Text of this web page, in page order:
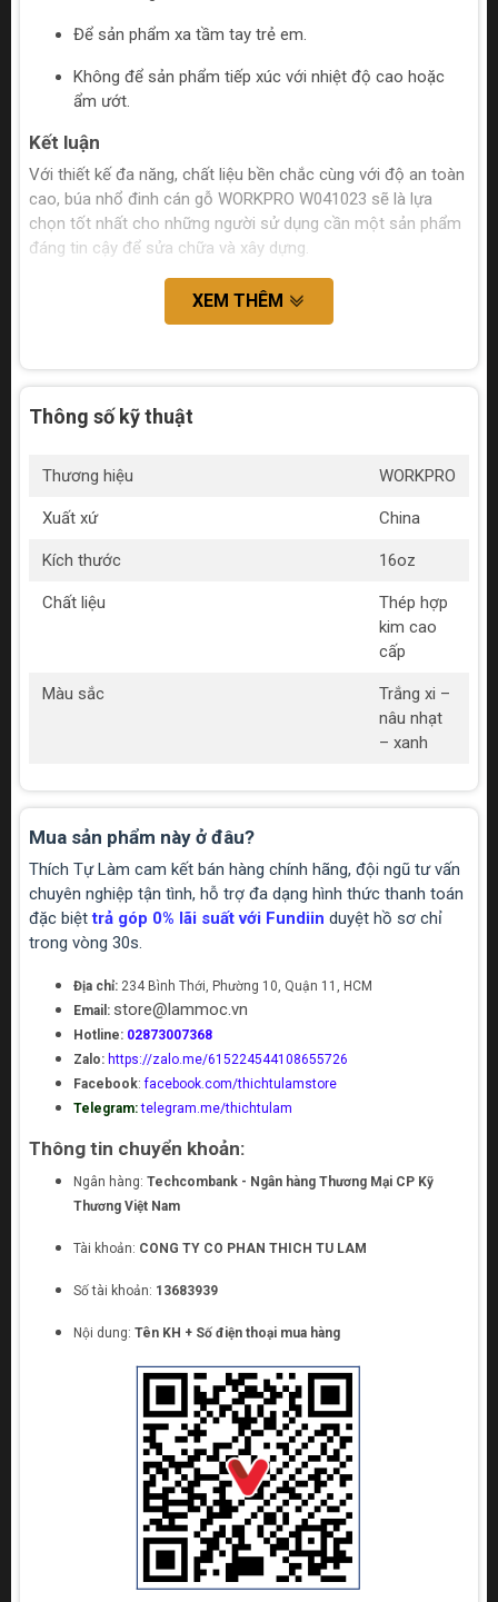
Để sản phẩm xa tầm tay trẻ em.
Không để sản phẩm tiếp xúc với nhiệt độ cao hoặc
ẩm ướt.
Kết luận
Với thiết kế đa năng, chất liệu bền chắc cùng với độ an toàn
cao, búa nhổ đinh cán gỗ WORKPRO W041023 sẽ là lựa
chọn tốt nhất cho những người sử dụng cần một sản phẩm
đáng tin cậy để sửa chữa và xây dựng.
XEM THÊM
Thông số kỹ thuật
Thương hiệu WORKPRO
Xuất xứ China
Kích thước 16oz
Chất liệu
Thép hợp
kim cao
cấp
Màu sắc
Trắng xi –
nâu nhạt
– xanh
Mua sản phẩm này ở đâu?
Thích Tự Làm cam kết bán hàng chính hãng, đội ngũ tư vấn
chuyên nghiệp tận tình, hỗ trợ đa dạng hình thức thanh toán
đặc biệttrả góp 0% lãi suất với Fundiin duyệt hồ sơ chỉ
trong vòng 30s.
Địa chỉ: 234 Bình Thới, Phường 10, Quận 11, HCM
Email: store@lammoc.vn
Hotline: 02873007368
Zalo: https://zalo.me/615224544108655726
Facebook:facebook.com/thichtulamstore
Telegram: telegram.me/thichtulam
Thông tin chuyển khoản:
Ngân hàng: Techcombank - Ngân hàng Thương Mại CP Kỹ
Thương Việt Nam
Tài khoản: CONG TY CO PHAN THICH TU LAM
Số tài khoản: 13683939
Nội dung: Tên KH + Số điện thoại mua hàng